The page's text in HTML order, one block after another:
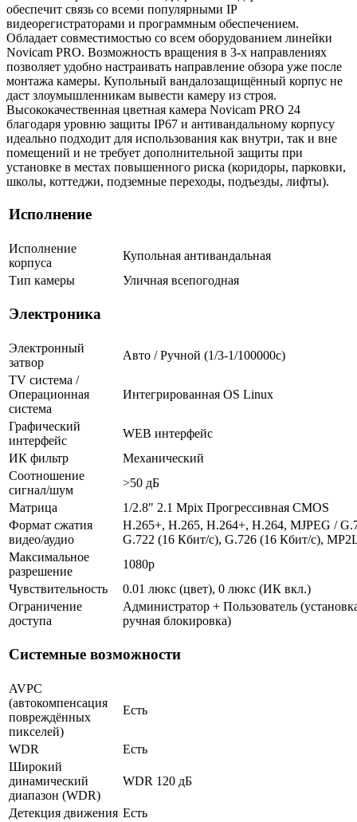
обеспечит связь со всеми популярными IP
видеорегистраторами и программным обеспечением.
Обладает совместимостью со всем оборудованием линейки
Novicam PRO. Возможность вращения в 3-х направлениях
позволяет удобно настраивать направление обзора уже после
монтажа камеры. Купольный вандалозащищённый корпус не
даст злоумышленникам вывести камеру из строя.
Высококачественная цветная камера Novicam PRO 24
благодаря уровню защиты IP67 и антивандальному корпусу
идеально подходит для использования как внутри, так и вне
помещений и не требует дополнительной защиты при
установке в местах повышенного риска (коридоры, парковки,
школы, коттеджи, подземные переходы, подъезды, лифты).
Исполнение
Исполнение
корпуса
Купольная антивандальная
Тип камеры
Уличная всепогодная
Электроника
Электронный
затвор
Авто / Ручной (1/3-1/100000c)
TV система /
Операционная
система
Интегрированная OS Linux
Графический
интерфейс
WEB интерфейс
ИК фильтр
Механический
Соотношение
сигнал/шум
>50 дБ
Матрица
1/2.8" 2.1 Mpix Прогрессивная CMOS
Формат сжатия
видео/аудио
H.265+, H.265, H.264+, H.264, MJPEG /
G.722 (16 Кбит/с), G.726 (16 Кбит/с),
Максимальное
разрешение
1080p
Чувствительность
0.01 люкс (цвет), 0 люкс (ИК вкл.)
Ограничение
доступа
Администратор + Пользователь
ручная блокировка)
Системные возможности
AVPC
(автокомпенсация
повреждённых
пикселей)
Есть
WDR
Есть
Широкий
динамический
диапазон (WDR)
WDR 120 дБ
Детекция движения Есть